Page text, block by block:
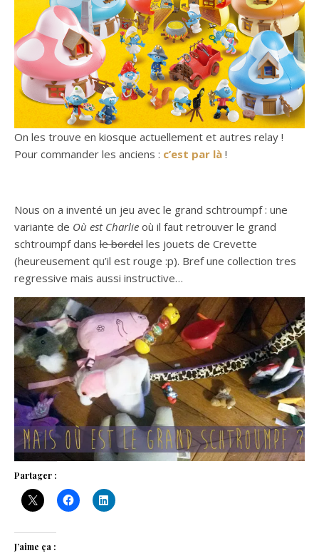
On les trouve en kiosque actuellement et autres relay !
Pour commander les anciens : c’est par là !
Nous on a inventé un jeu avec le grand schtroumpf : une
variante de Où est Charlie où il faut retrouver le grand
schtroumpf dans le bordel les jouets de Crevette
(heureusement qu’il est rouge :p). Bref une collection tres
regressive mais aussi instructive…
Partager :
J’aime ça :